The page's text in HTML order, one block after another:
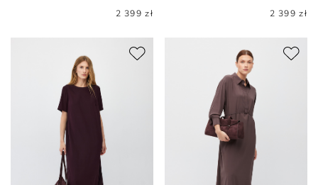
2 399 zł
2 399 zł